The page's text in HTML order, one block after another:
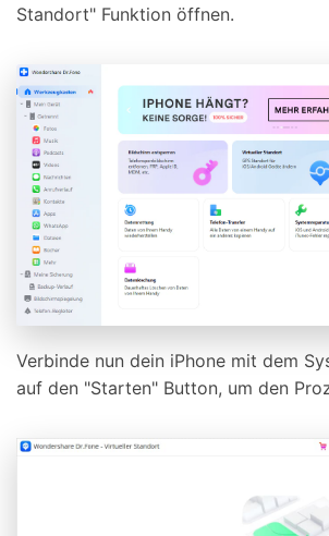
Standort" Funktion öffnen.
Verbinde nun dein iPhone mit dem
auf den "Starten" Button, um den